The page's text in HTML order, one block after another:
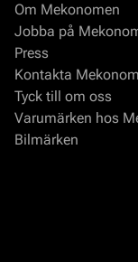
Om Mekonomen
Jobba på
Press
Kontakta
Tyck till om oss
Varumärken hos
Bilmärken